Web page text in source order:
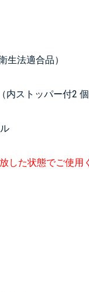
生法適合品）
ストッパー付2 個
た状態でご使用